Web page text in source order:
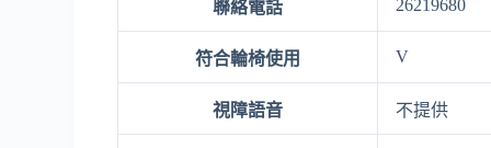
聯絡電話 26219680
符合輪椅使用 V
視障語音 不提供